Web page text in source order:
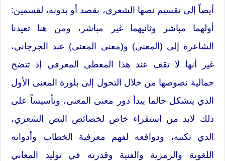
أيضاً إلى تقسيم نصها الشعري، بقصد أو بدونه، لقسمين:
أولهما مباشر وثانيهما غير مباشر، ومن هنا تعيدنا
الشاعرة إلى (المعنى) و(معنى المعنى) عند الجرجاني،
غير أنها لا تقف عند هذا المعطى المعرفي إذ تتضح
جمالية نصوصها من خلال التحول إلى بلورة المعنى الأول
الذي يتشكل حالما يبدأ دور معنى المعنى، وتأسيساً على
ذلك لابد من استقراء خاص لخصائص النص الشعري،
الذي تكتبه، ودوافعه لفهم معرفية الخطاب وأدواته
اللغوية والرمزية والفنية وقدرته في توليد المعاني